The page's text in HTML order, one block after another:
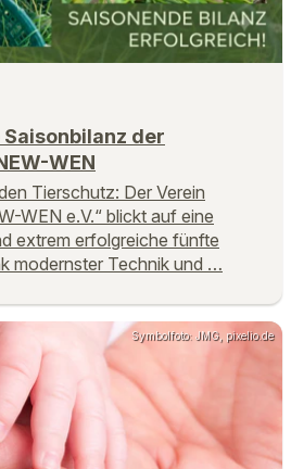
der
WEN
Tierschutz: Der Verein
WEN e.V.“ blickt auf eine
extrem erfolgreiche fünfte
modernster Technik und …
Symbolfoto: JMG, pixelio.de